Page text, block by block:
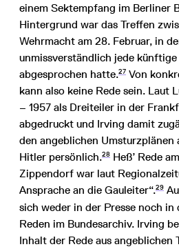
einem Sektempfang im Berliner
Hintergrund war das Treffen
Wehrmacht am 28. Februar, in
unmissverständlich jede
abgesprochen hatte.27 Von
kann also keine Rede sein. Laut
– 1957 als Dreiteiler in der
abgedruckt und Irving damit
den angeblichen Umsturzplänen
Hitler persönlich.28 Heß’ Rede
Zippendorf war laut
Ansprache an die Gauleiter“.29
sich weder in der Presse noch in
Reden im Bundesarchiv. Irving
Inhalt der Rede aus angeblichen